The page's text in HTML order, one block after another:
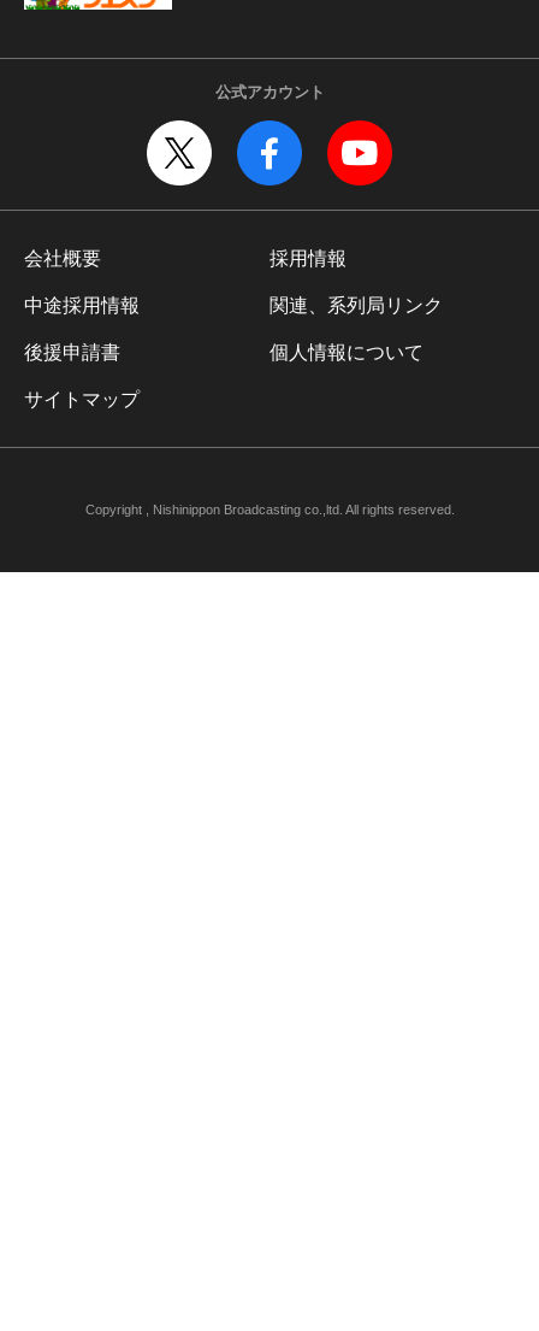
公式アカウント
会社概要 採用情報
中途採用情報 関連、系列局リンク
後援申請書 個人情報について
サイトマップ
Copyright , Nishinippon Broadcasting co.,ltd. All rights reserved.